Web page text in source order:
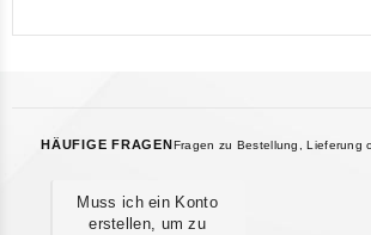
HÄUFIGE FRAGEN Fragen zu Bestellung, Lieferung
Muss ich ein Konto
erstellen, um zu